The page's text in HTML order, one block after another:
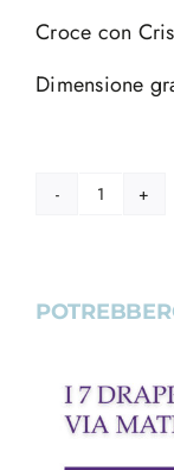
Croce con
Dimensione
Decina
grani
crystal
bianco
quantità